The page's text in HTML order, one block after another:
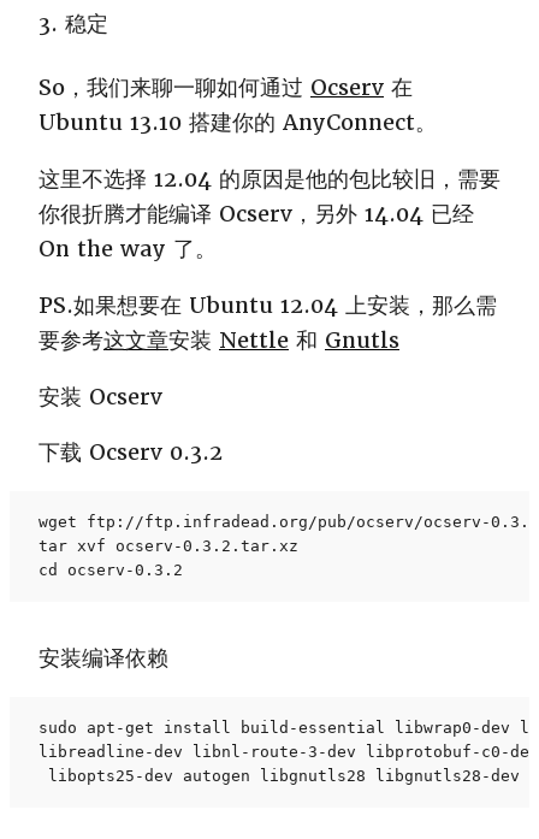
稳定
So，我们来聊一聊如何通过 Ocserv 在
Ubuntu 13.10 搭建你的 AnyConnect。
这里不选择 12.04 的原因是他的包比较旧，需要
你很折腾才能编译 Ocserv，另外 14.04 已经
On the way 了。
PS.如果想要在 Ubuntu 12.04 上安装，那么需
要参考这文章安装 Nettle 和 Gnutls
安装 Ocserv
下载 Ocserv 0.3.2
wget ftp://ftp.infradead.org/pub/ocserv/ocserv-
tar xvf ocserv-0.3.2.tar.xz
cd ocserv-0.3.2
安装编译依赖
sudo apt-get install build-essential libwrap0-dev
libreadline-dev libnl-route-3-dev libprotobuf-c0-
libopts25-dev autogen libgnutls28 libgnutls28-dev